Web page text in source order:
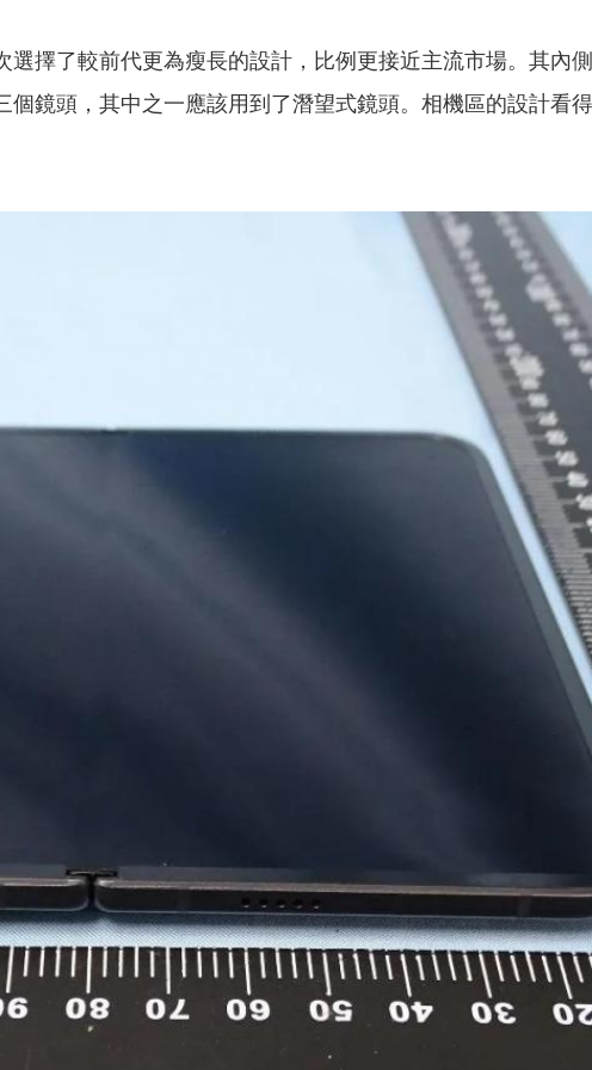
擇了較前代更為瘦長的設計，比例更接近主流市場。其內
鏡頭，其中之一應該用到了潛望式鏡頭。相機區的設計看